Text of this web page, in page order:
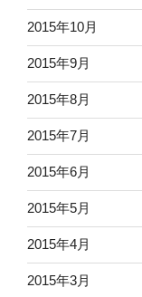
2015年10月
2015年9月
2015年8月
2015年7月
2015年6月
2015年5月
2015年4月
2015年3月